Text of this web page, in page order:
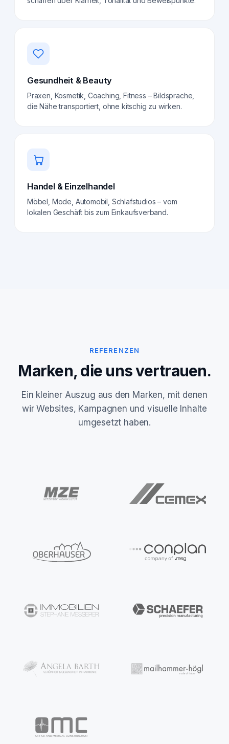
Gesundheit & Beauty
Praxen, Kosmetik, Coaching, Fitness – Bildsprache,
die Nähe transportiert, ohne kitschig zu wirken.
Handel & Einzelhandel
Möbel, Mode, Automobil, Schlafstudios – vom
lokalen Geschäft bis zum Einkaufsverband.
REFERENZEN
Marken, die uns vertrauen.
Ein kleiner Auszug aus den Marken, mit denen
wir Websites, Kampagnen und visuelle Inhalte
umgesetzt haben.